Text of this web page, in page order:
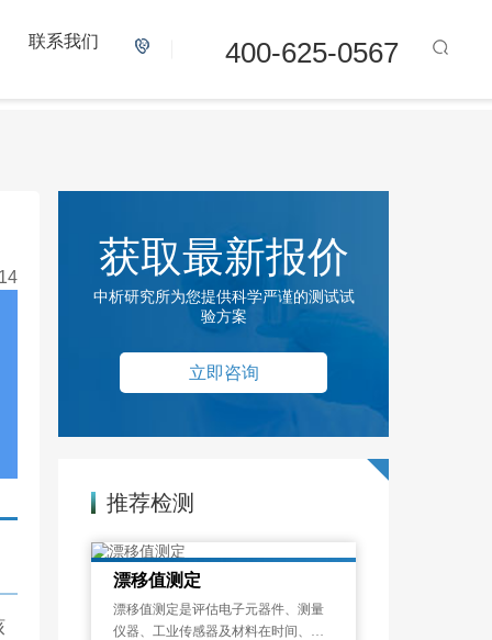
400-625-0567
联系我们
获取最新报价
中析研究所为您提供科学严谨的测试试
验方案
立即咨询
推荐检测
漂移值测定
漂移值测定是评估电子元器件、测量
仪器、工业传感器及材料在时间、温